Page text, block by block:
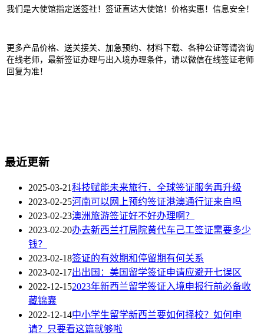
我们是大使馆指定送签社！签证直达大使馆！价格实惠！信息安全！
更多产品价格、送关接关、加急预约、材料下载、各种公证等请咨询
在线老师，最新签证办理与出入境办理条件，请以微信在线签证老师
回复为准！
最近更新
2025-03-21科技赋能未来旅行，全球签证服务再升级
2023-02-25河南可以网上预约签证港澳通行证来自吗
2023-02-23澳洲旅游签证好不好办理啊？
2023-02-20办去新西兰打局院黄代车己工签证需要多少
钱？
2023-02-18签证的有效期和停留期有何关系
2023-02-17出出国：美国留学签证申请应避开七误区
2022-12-152023年新西兰留学签证入境申报行前必备收
藏锦囊
2022-12-14中小学生留学新西兰要如何择校？如何申
请？只要看这篇就够啦